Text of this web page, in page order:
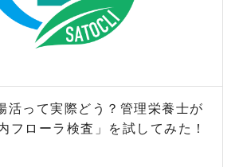
活って実際どう？管理栄養士が
フローラ検査」を試してみた！